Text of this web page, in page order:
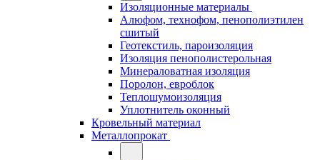
Изоляционные материалы
Алюфом, технофом, пенополиэтилен
сшитый
Геотекстиль, пароизоляция
Изоляция пенополистерольная
Минераловатная изоляция
Поролон, евроблок
Теплошумоизоляция
Уплотнитель оконный
Кровельный материал
Металлопрокат